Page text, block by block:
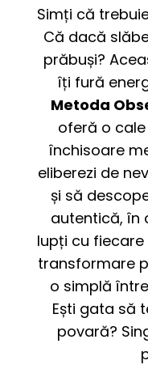
Simți că
Că dacă
prăbuși?
îți fură
Metoda
oferă o
închisoare
eliberezi de
și să
autentică, în
lupți cu fiecare
transformare
o simplă
Ești gata să
povară?